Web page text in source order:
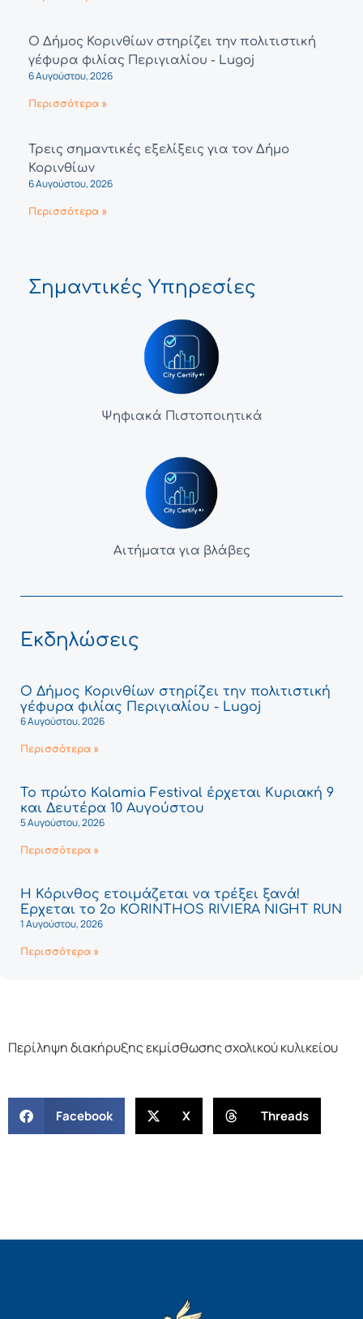
Ο Δήμος Κορινθίων στηρίζει την πολιτιστική
γέφυρα φιλίας Περιγιαλίου - Lugoj
6 Αυγούστου, 2026
Περισσότερα »
Τρεις σημαντικές εξελίξεις για τον Δήμο
Κορινθίων
6 Αυγούστου, 2026
Περισσότερα »
Σημαντικές Υπηρεσίες
Ψηφιακά Πιστοποιητικά
Αιτήματα για βλάβες
Εκδηλώσεις
Ο Δήμος Κορινθίων στηρίζει την πολιτιστική
γέφυρα φιλίας Περιγιαλίου - Lugoj
6 Αυγούστου, 2026
Περισσότερα »
Το πρώτο Kalamia Festival έρχεται Κυριακή 9
και Δευτέρα 10 Αυγούστου
5 Αυγούστου, 2026
Περισσότερα »
Η Κόρινθος ετοιμάζεται να τρέξει ξανά!
Έρχεται το 2ο KORINTHOS RIVIERA NIGHT RUN
1 Αυγούστου, 2026
Περισσότερα »
Περίληψη διακήρυξης εκμίσθωσης σχολικού κυλικείου
Facebook X Threads